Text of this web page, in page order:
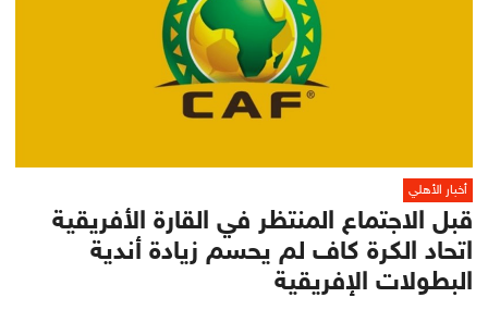
أخبار الأهلي
قبل الاجتماع المنتظر في القارة الأفريقية
اتحاد الكرة كاف لم يحسم زيادة أندية
البطولات الإفريقية